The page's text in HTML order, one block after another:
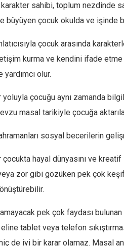
sahibi, toplum nezdinde
büyüyen çocuk okulda ve işinde
çocuk arasında
kurma ve kendini ifade
olur.
çocuğu aynı zamanda
masal tarikiyle çocuğa
sosyal becerilerin
hayal dünyasını ve
zor gibi gözüken pek çok
pek çok faydası
eline tablet veya telefon
hiç de iyi bir karar olamaz. Masal